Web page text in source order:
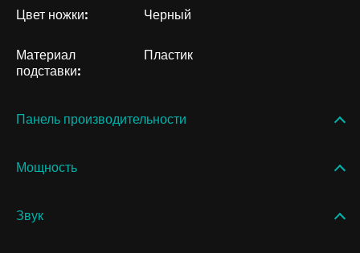
Цвет ножки: Черный
Материал
подставки:
Пластик
Панель производительности
Мощность
Звук